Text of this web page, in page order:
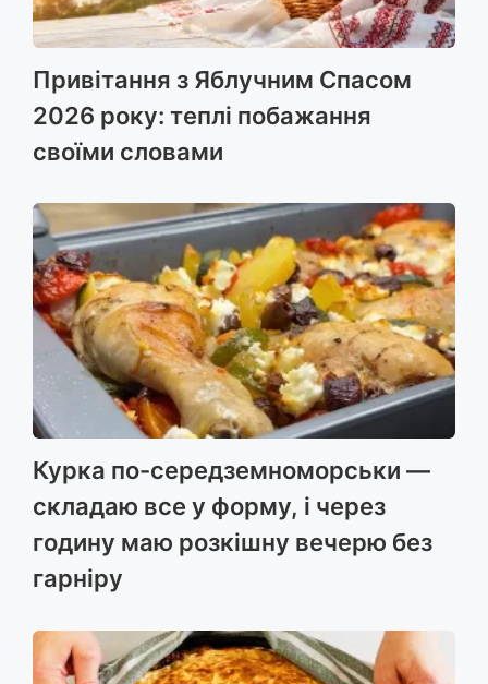
Привітання з Яблучним Спасом
2026 року: теплі побажання
своїми словами
Курка по-середземноморськи —
складаю все у форму, і через
годину маю розкішну вечерю без
гарніру